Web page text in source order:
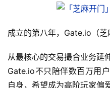
成立的第八年，Gate.io（芝
从最核心的交易撮合业务延
Gate.io不只陪伴数百万用
自身，希望成为高阶玩家偏